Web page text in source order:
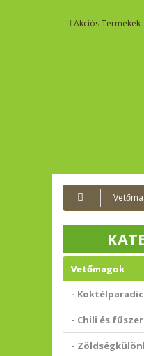
Akciós Termékek
Vetőmagok
-
- Chili és
-